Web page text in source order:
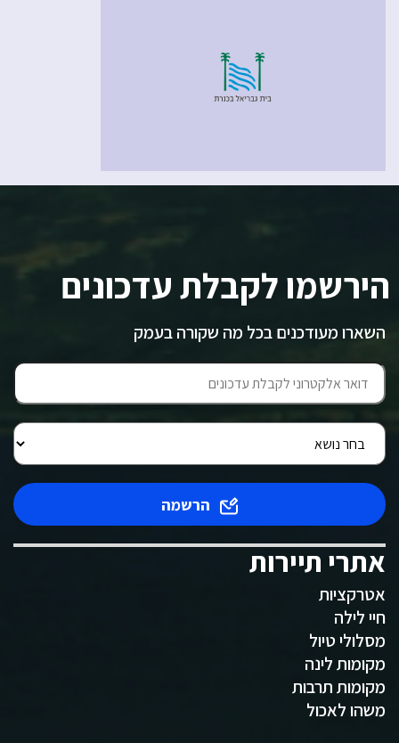
הירשמו לקבלת עדכונים
השארו מעודכנים בכל מה שקורה בעמק
הרשמה
אתרי תיירות
אטרקציות
חיי לילה
מסלולי טיול
מקומות לינה
מקומות תרבות
משהו לאכול